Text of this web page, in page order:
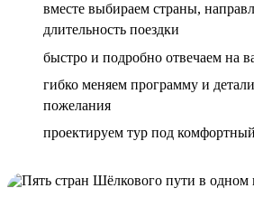
вместе выбираем страны,
длительность поездки
быстро и подробно отвечаем на
гибко меняем программу и
пожелания
проектируем тур под